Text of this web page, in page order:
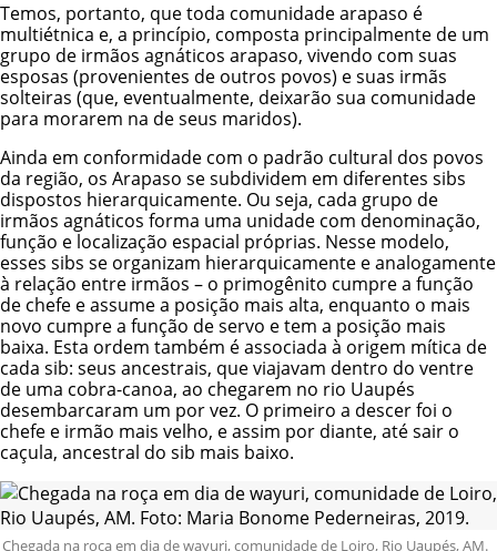
Temos, portanto, que toda comunidade arapaso é
multiétnica e, a princípio, composta principalmente de um
grupo de irmãos agnáticos arapaso, vivendo com suas
esposas (provenientes de outros povos) e suas irmãs
solteiras (que, eventualmente, deixarão sua comunidade
para morarem na de seus maridos).
Ainda em conformidade com o padrão cultural dos povos
da região, os Arapaso se subdividem em diferentes sibs
dispostos hierarquicamente. Ou seja, cada grupo de
irmãos agnáticos forma uma unidade com denominação,
função e localização espacial próprias. Nesse modelo,
esses sibs se organizam hierarquicamente e analogamente
à relação entre irmãos – o primogênito cumpre a função
de chefe e assume a posição mais alta, enquanto o mais
novo cumpre a função de servo e tem a posição mais
baixa. Esta ordem também é associada à origem mítica de
cada sib: seus ancestrais, que viajavam dentro do ventre
de uma cobra-canoa, ao chegarem no rio Uaupés
desembarcaram um por vez. O primeiro a descer foi o
chefe e irmão mais velho, e assim por diante, até sair o
caçula, ancestral do sib mais baixo.
Chegada na roça em dia de wayuri, comunidade de Loiro, Rio Uaupés, AM.